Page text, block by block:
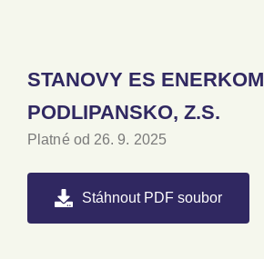
STANOVY ES ENERKOM
PODLIPANSKO, Z.S.
Platné od 26. 9. 2025
Stáhnout PDF soubor